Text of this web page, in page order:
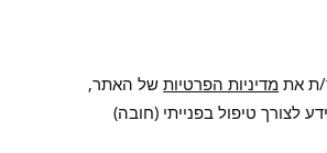
ת את מדיניות הפרטיותשל האתר,
לצורך טיפול בפנייתי (חובה)